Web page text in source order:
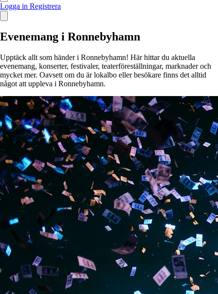
Logga in Registrera
Evenemang i Ronnebyhamn
Upptäck allt som händer i Ronnebyhamn! Här hittar du aktuella
evenemang, konserter, festivaler, teaterföreställningar, marknader och
mycket mer. Oavsett om du är lokalbo eller besökare finns det alltid
något att uppleva i Ronnebyhamn.